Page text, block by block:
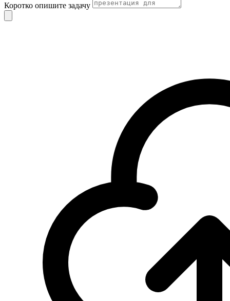
Коротко опишите задачу